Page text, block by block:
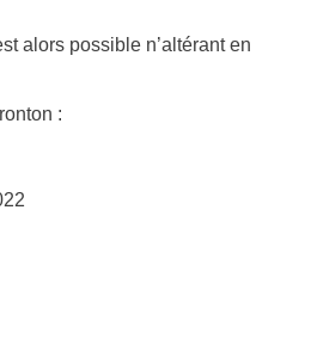
alors possible n’altérant en
: